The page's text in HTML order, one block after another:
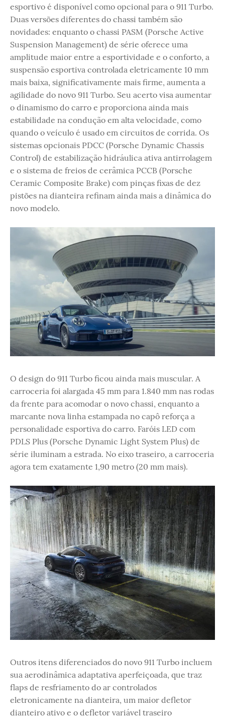
esportivo é disponível como opcional para o 911 Turbo.
Duas versões diferentes do chassi também são
novidades: enquanto o chassi PASM (Porsche Active
Suspension Management) de série oferece uma
amplitude maior entre a esportividade e o conforto, a
suspensão esportiva controlada eletricamente 10 mm
mais baixa, significativamente mais firme, aumenta a
agilidade do novo 911 Turbo. Seu acerto visa aumentar
o dinamismo do carro e proporciona ainda mais
estabilidade na condução em alta velocidade, como
quando o veículo é usado em circuitos de corrida. Os
sistemas opcionais PDCC (Porsche Dynamic Chassis
Control) de estabilização hidráulica ativa antirrolagem
e o sistema de freios de cerâmica PCCB (Porsche
Ceramic Composite Brake) com pinças fixas de dez
pistões na dianteira refinam ainda mais a dinâmica do
novo modelo.
O design do 911 Turbo ficou ainda mais muscular. A
carroceria foi alargada 45 mm para 1.840 mm nas rodas
da frente para acomodar o novo chassi, enquanto a
marcante nova linha estampada no capô reforça a
personalidade esportiva do carro. Faróis LED com
PDLS Plus (Porsche Dynamic Light System Plus) de
série iluminam a estrada. No eixo traseiro, a carroceria
agora tem exatamente 1,90 metro (20 mm mais).
Outros itens diferenciados do novo 911 Turbo incluem
sua aerodinâmica adaptativa aperfeiçoada, que traz
flaps de resfriamento do ar controlados
eletronicamente na dianteira, um maior defletor
dianteiro ativo e o defletor variável traseiro